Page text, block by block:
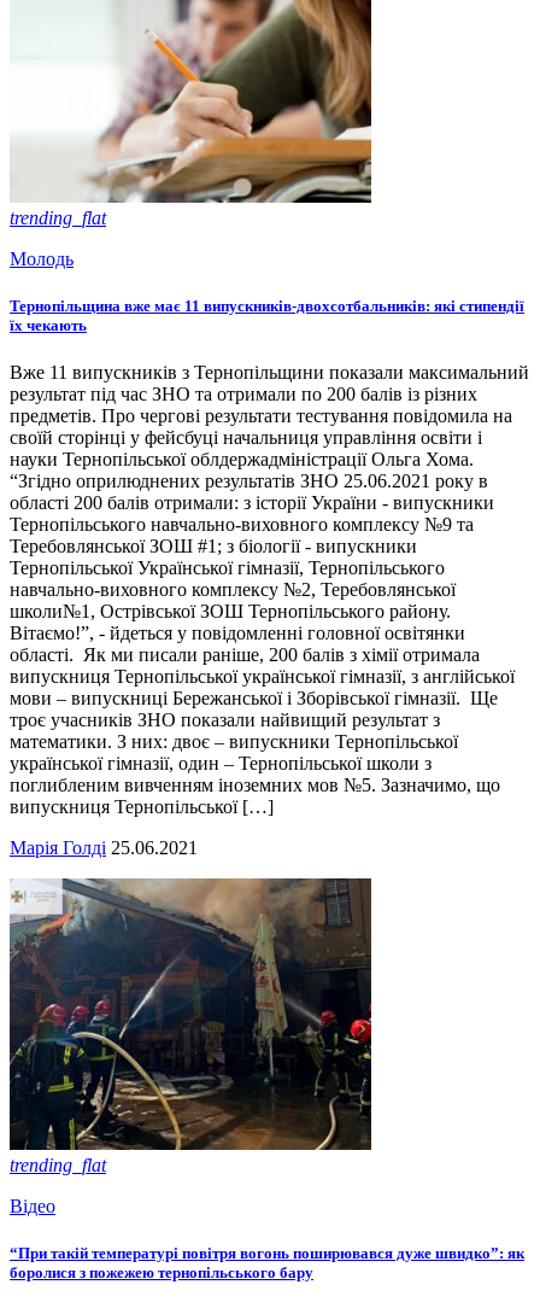
trending_flat
Молодь
Тернопільщина вже має 11 випускників-двохсотбальників: які стипендії
їх чекають
Вже 11 випускників з Тернопільщини показали максимальний
результат під час ЗНО та отримали по 200 балів із різних
предметів. Про чергові результати тестування повідомила на
своїй сторінці у фейсбуці начальниця управління освіти і
науки Тернопільської облдержадміністрації Ольга Хома.
“Згідно оприлюднених результатів ЗНО 25.06.2021 року в
області 200 балів отримали: з історії України - випускники
Тернопільського навчально-виховного комплексу №9 та
Теребовлянської ЗОШ #1; з біології - випускники
Тернопільської Української гімназії, Тернопільського
навчально-виховного комплексу №2, Теребовлянської
школи№1, Острівської ЗОШ Тернопільського району.
Вітаємо!”, - йдеться у повідомленні головної освітянки
області. Як ми писали раніше, 200 балів з хімії отримала
випускниця Тернопільської української гімназії, з англійської
мови – випускниці Бережанської і Зборівської гімназії. Ще
троє учасників ЗНО показали найвищий результат з
математики. З них: двоє – випускники Тернопільської
української гімназії, один – Тернопільської школи з
поглибленим вивченням іноземних мов №5. Зазначимо, що
випускниця Тернопільської […]
Марія Голді 25.06.2021
trending_flat
Відео
“При такій температурі повітря вогонь поширювався дуже швидко”: як
боролися з пожежею тернопільського бару